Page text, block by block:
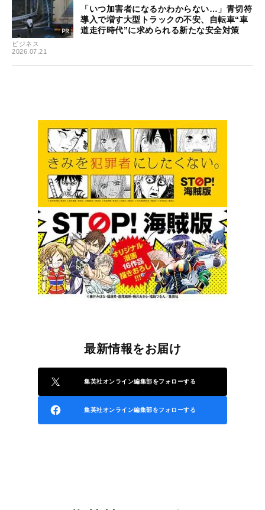
ビジネス
2026.07.21
「いつ加害者になるかわからない…」青切符
導入で増す大型トラックの不安、自転車“車
道走行時代”に求められる新たな安全対策
最新情報をお届け
集英社オンライン編集部をフォローする
集英社オンライン編集部をフォローする